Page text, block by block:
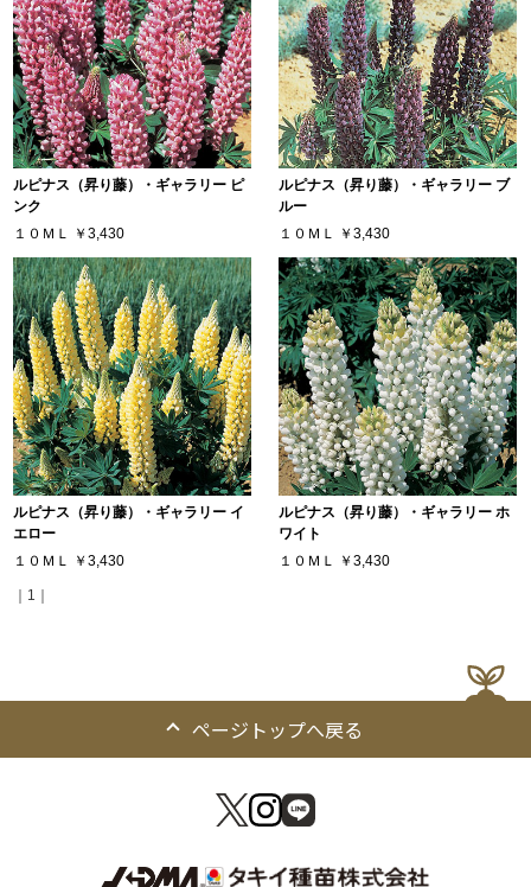
ルピナス（昇り藤）・ギャラリー ピ
ンク
１０ＭＬ
￥3,430
ルピナス（昇り藤）・ギャラリー ブ
ルー
１０ＭＬ
￥3,430
ルピナス（昇り藤）・ギャラリー イ
エロー
１０ＭＬ
￥3,430
ルピナス（昇り藤）・ギャラリー ホ
ワイト
１０ＭＬ
￥3,430
｜1｜
ページトップへ戻る